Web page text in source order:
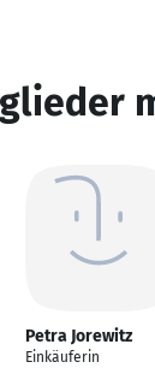
Petra Jorewitz
Einkäuferin